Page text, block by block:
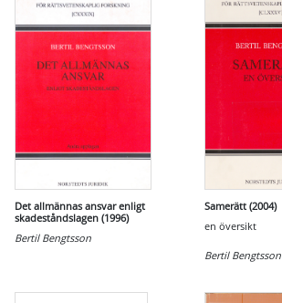
Det allmännas ansvar enligt
skadeståndslagen (1996)
Bertil Bengtsson
Samerätt (2004)
en översikt
Bertil Bengtsson